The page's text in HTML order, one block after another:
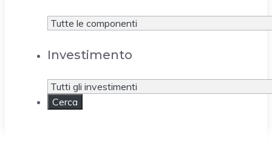
Investimento